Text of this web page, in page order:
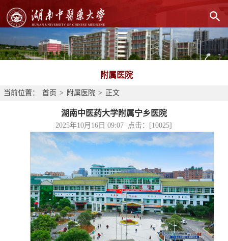
附属医院
当前位置： 首页 > 附属医院 > 正文
湖南中医药大学附属宁乡医院
2025年10月16日 09:07 点击：[10025]